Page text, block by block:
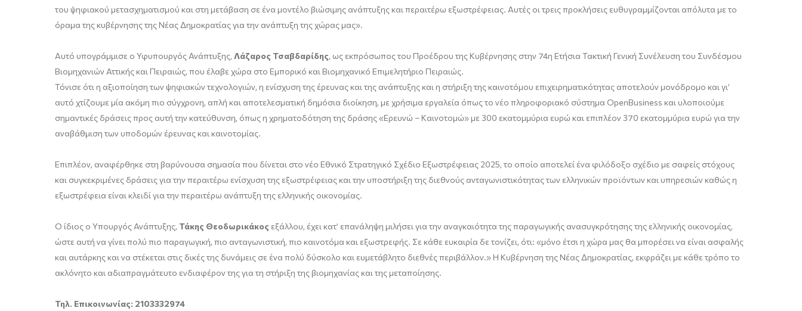
του ψηφιακού μετασχηματισμού και στη μετάβαση σε ένα μοντέλο βιώσιμης ανάπτυξης και περαιτέρω εξωστρέφειας. Αυτές οι τρεις προκλήσεις ευθυγραμμίζονται απόλυτα με το
όραμα της κυβέρνησης της Νέας Δημοκρατίας για την ανάπτυξη της χώρας μας».
Αυτό υπογράμμισε ο Υφυπουργός Ανάπτυξης, Λάζαρος Τσαβδαρίδης, ως εκπρόσωπος του Προέδρου της Κυβέρνησης στην 74η Ετήσια Τακτική Γενική Συνέλευση του Συνδέσμου
Βιομηχανιών Αττικής και Πειραιώς, που έλαβε χώρα στο Εμπορικό και Βιομηχανικό Επιμελητήριο Πειραιώς.
Τόνισε ότι η αξιοποίηση των ψηφιακών τεχνολογιών, η ενίσχυση της έρευνας και της ανάπτυξης και η στήριξη της καινοτόμου επιχειρηματικότητας αποτελούν μονόδρομο και γι’
αυτό χτίζουμε μία ακόμη πιο σύγχρονη, απλή και αποτελεσματική δημόσια διοίκηση, με χρήσιμα εργαλεία όπως το νέο πληροφοριακό σύστημα OpenBusiness και υλοποιούμε
σημαντικές δράσεις προς αυτή την κατεύθυνση, όπως η χρηματοδότηση της δράσης «Ερευνώ – Καινοτομώ» με 300 εκατομμύρια ευρώ και επιπλέον 370 εκατομμύρια ευρώ για την
αναβάθμιση των υποδομών έρευνας και καινοτομίας.
Επιπλέον, αναφέρθηκε στη βαρύνουσα σημασία που δίνεται στο νέο Εθνικό Στρατηγικό Σχέδιο Εξωστρέφειας 2025, το οποίο αποτελεί ένα φιλόδοξο σχέδιο με σαφείς στόχους
και συγκεκριμένες δράσεις για την περαιτέρω ενίσχυση της εξωστρέφειας και την υποστήριξη της διεθνούς ανταγωνιστικότητας των ελληνικών προϊόντων και υπηρεσιών καθώς η
εξωστρέφεια είναι κλειδί για την περαιτέρω ανάπτυξη της ελληνικής οικονομίας.
Ο ίδιος ο Υπουργός Ανάπτυξης, Τάκης Θεοδωρικάκος εξάλλου, έχει κατ’ επανάληψη μιλήσει για την αναγκαιότητα της παραγωγικής ανασυγκρότησης της ελληνικής οικονομίας,
ώστε αυτή να γίνει πολύ πιο παραγωγική, πιο ανταγωνιστική, πιο καινοτόμα και εξωστρεφής. Σε κάθε ευκαιρία δε τονίζει, ότι: «μόνο έτσι η χώρα μας θα μπορέσει να είναι ασφαλής
και αυτάρκης και να στέκεται στις δικές της δυνάμεις σε ένα πολύ δύσκολο και ευμετάβλητο διεθνές περιβάλλον.» Η Κυβέρνηση της Νέας Δημοκρατίας, εκφράζει με κάθε τρόπο το
ακλόνητο και αδιαπραγμάτευτο ενδιαφέρον της για τη στήριξη της βιομηχανίας και της μεταποίησης.
Τηλ. Επικοινωνίας: 2103332974